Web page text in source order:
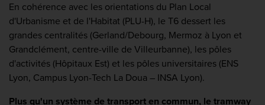
En cohérence avec les orientations du Plan Local
d'Urbanisme et de l'Habitat (PLU-H), le T6 dessert les
grandes centralités (Gerland/Debourg, Mermoz à Lyon et
Grandclément, centre-ville de Villeurbanne), les pôles
d'activités (Hôpitaux Est) et les pôles universitaires (ENS
Lyon, Campus Lyon-Tech La Doua – INSA Lyon).
Plus qu'un système de transport en commun, le tramway